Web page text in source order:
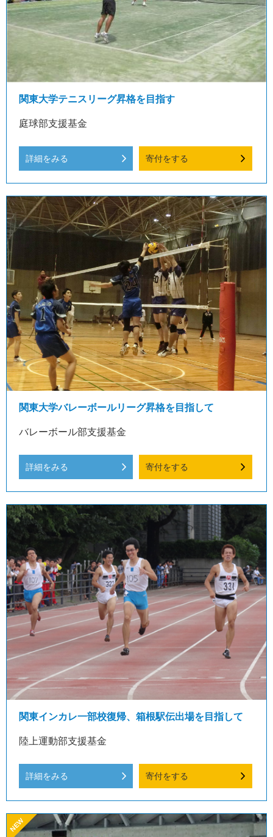
関東大学テニスリーグ昇格を目指す
庭球部支援基金
詳細をみる 寄付をする
関東大学バレーボールリーグ昇格を目指して
バレーボール部支援基金
詳細をみる 寄付をする
関東インカレ一部校復帰、箱根駅伝出場を目指して
陸上運動部支援基金
詳細をみる 寄付をする